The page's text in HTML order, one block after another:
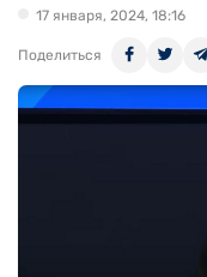
17 января, 2024, 18:16
Поделиться